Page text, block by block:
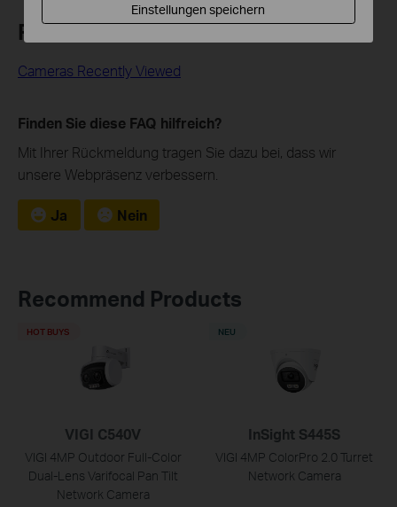
Related FAQs
Cameras Recently Viewed
Finden Sie diese FAQ hilfreich?
Mit Ihrer Rückmeldung tragen Sie dazu bei, dass wir
unsere Webpräsenz verbessern.
Ja Nein
Recommend Products
VIGI C540V
VIGI 4MP Outdoor Full-Color
Dual-Lens Varifocal Pan Tilt
Network Camera
HOT BUYS
InSight S445S
VIGI 4MP ColorPro 2.0 Turret
Network Camera
NEU
Einstellungen speichern